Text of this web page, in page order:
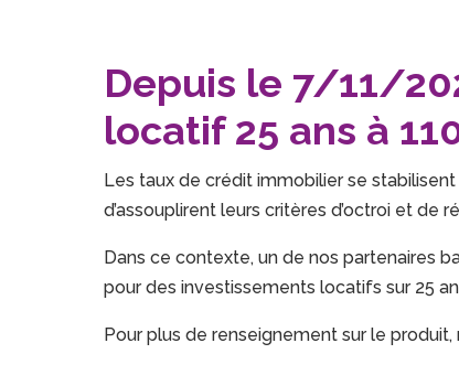
Depuis le 7/11/
locatif 25 ans à
Les taux de crédit immobilier se
d’assouplirent leurs critères d’octroi et de
Dans ce contexte, un de nos partenaires
pour des investissements locatifs sur 25
Pour plus de renseignement sur le